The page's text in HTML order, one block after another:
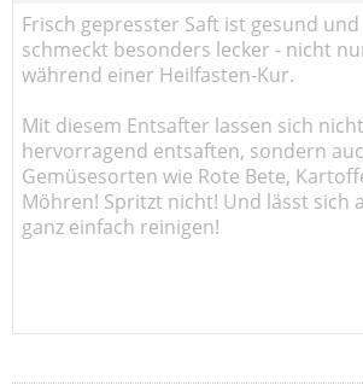
Frisch gepresster Saft ist gesund und
schmeckt besonders lecker - nicht
während einer Heilfasten-Kur.
Mit diesem Entsafter lassen sich
hervorragend entsaften, sondern
Gemüsesorten wie Rote Bete,
Möhren! Spritzt nicht! Und lässt sich
ganz einfach reinigen!